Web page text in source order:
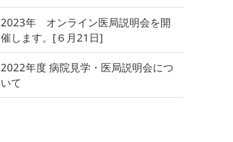
2023年 オンライン医局説明会を開
催します。[６月21日]
2022年度 病院見学・医局説明会につ
いて